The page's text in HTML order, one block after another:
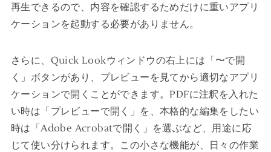
再生できるので、内容を確認するためだけに重いアプリ
ケーションを起動する必要がありません。
さらに、Quick Lookウィンドウの右上には「〜で開
く」ボタンがあり、プレビューを見てから適切なアプリ
ケーションで開くことができます。PDFに注釈を入れた
い時は「プレビューで開く」を、本格的な編集をしたい
時は「Adobe Acrobatで開く」を選ぶなど、用途に応
じて使い分けられます。この小さな機能が、日々の作業